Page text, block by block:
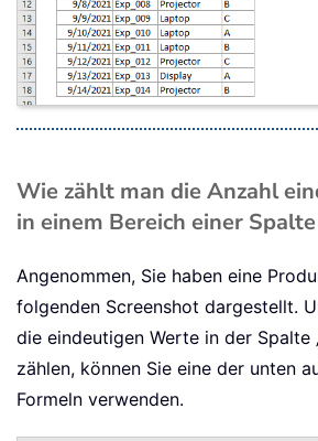
Wie zählt man die Anzahl
in einem Bereich einer
Angenommen, Sie haben eine
folgenden Screenshot dargestellt.
die eindeutigen Werte in der Spalte
zählen, können Sie eine der unten
Formeln verwenden.